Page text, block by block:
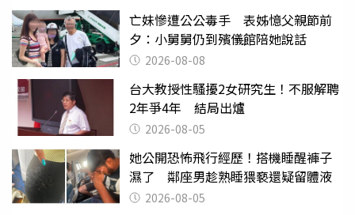
亡妹慘遭公公毒手 表姊憶父親節前
夕：小舅舅仍到殯儀館陪她說話
2026-08-08
台大教授性騷擾2女研究生！不服解聘
2年爭4年 結局出爐
2026-08-05
她公開恐怖飛行經歷！搭機睡醒褲子
濕了 鄰座男趁熟睡猥褻還疑留體液
2026-08-05